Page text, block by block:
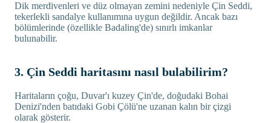
Dik merdivenleri ve düz olmayan zemini nedeniyle Çin Seddi,
tekerlekli sandalye kullanımına uygun değildir. Ancak bazı
bölümlerinde (özellikle Badaling'de) sınırlı imkanlar
bulunabilir.
3. Çin Seddi haritasını nasıl bulabilirim?
Haritaların çoğu, Duvar'ı kuzey Çin'de, doğudaki Bohai
Denizi'nden batıdaki Gobi Çölü'ne uzanan kalın bir çizgi
olarak gösterir.